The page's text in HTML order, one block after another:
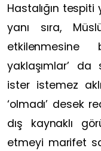
Hastalığın tespiti
yanı sıra,
yaklaşımlar’
ister istemez
‘olmadı’ desek
dış kaynaklı
etmeyi marifet